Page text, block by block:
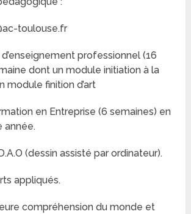
toulouse.fr
professionnel (16
dont un module initiation à la
module finition d’art
en Entreprise (6 semaines) en
année.
(dessin assisté par ordinateur).
appliqués.
compréhension du monde et